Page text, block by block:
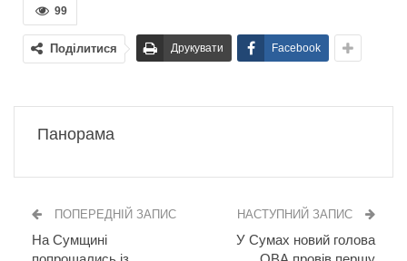
99
Поділитися Друкувати Facebook
Панорама
ПОПЕРЕДНІЙ ЗАПИС
На Сумщині
НАСТУПНИЙ ЗАПИС
У Сумах новий голова